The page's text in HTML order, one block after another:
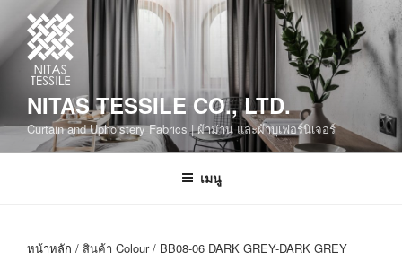
NITAS TESSILE CO., LTD.
Curtain and Upholstery Fabrics | ผ้าม่าน และผ้าบุเฟอร์นิเจอร์
เมนู
หน้าหลัก / สินค้า Colour / BB08-06 DARK GREY-DARK GREY